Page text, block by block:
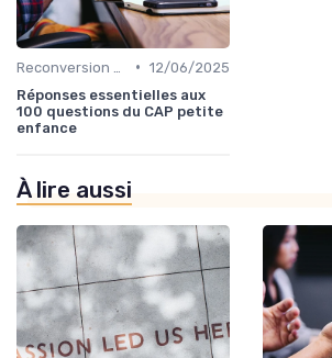
• 12/06/2025
Réponses essentielles aux
100 questions du CAP petite
enfance
À lire aussi